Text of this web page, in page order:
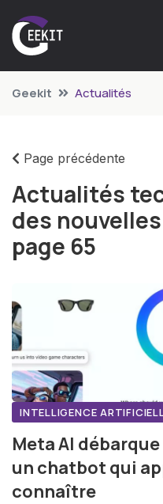
Geekit Actualités
Page précédente
Actualités
des
page 65
INTELLIGENCE
Meta AI
un chatbot qui
connaître